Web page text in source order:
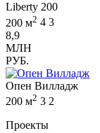
Liberty 200
200 м2 4 3
8,9
МЛН
РУБ.
Опен Вилладж
200 м2 3 2
Проекты